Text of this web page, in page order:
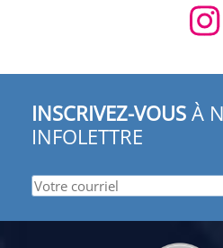
INSCRIVEZ-VOUS À
INFOLETTRE